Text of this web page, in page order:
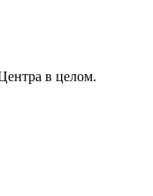
в целом.